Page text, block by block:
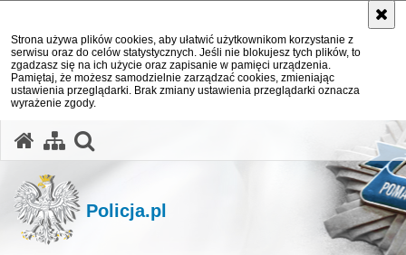
Strona używa plików cookies, aby ułatwić użytkownikom korzystanie z
serwisu oraz do celów statystycznych. Jeśli nie blokujesz tych plików, to
zgadzasz się na ich użycie oraz zapisanie w pamięci urządzenia.
Pamiętaj, że możesz samodzielnie zarządzać cookies, zmieniając
ustawienia przeglądarki. Brak zmiany ustawienia przeglądarki oznacza
wyrażenie zgody.
Policja.pl